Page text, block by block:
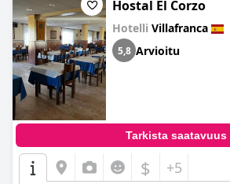
Hostal El Corzo
Hotelli Villafranca
5,8 Arvioitu
Tarkista saatavuus
$ +5